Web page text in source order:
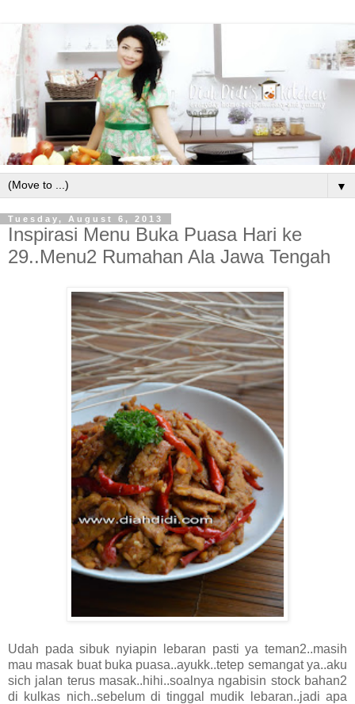
▼
Tuesday, August 6, 2013
Inspirasi Menu Buka Puasa Hari ke
29..Menu2 Rumahan Ala Jawa Tengah
Udah pada sibuk nyiapin lebaran pasti ya teman2..masih
mau masak buat buka puasa..ayukk..tetep semangat ya..aku
sich jalan terus masak..hihi..soalnya ngabisin stock bahan2
di kulkas nich..sebelum di tinggal mudik lebaran..jadi apa